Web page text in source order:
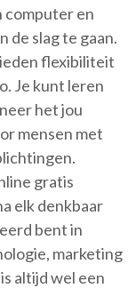
computer en
de slag te gaan.
flexibiliteit
Je kunt leren
het jou
mensen met
gratis
elk denkbaar
bent in
marketing
altijd wel een